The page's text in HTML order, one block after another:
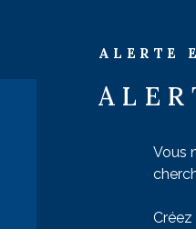
ALERTE
Vous